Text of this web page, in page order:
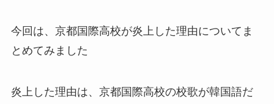
今回は、京都国際高校が炎上した理由についてま
とめてみました
炎上した理由は、京都国際高校の校歌が韓国語だ